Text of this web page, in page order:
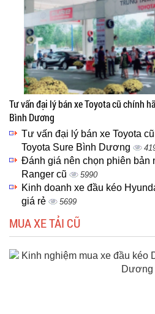
Tư vấn đại lý bán xe Toyota cũ chính
Bình Dương
Tư vấn đại lý bán xe Toyota
Toyota Sure Bình Dương
Đánh giá nên chọn phiên bản
Ranger cũ
5990
Kinh doanh xe đầu kéo
giá rẻ
5699
MUA XE TẢI CŨ